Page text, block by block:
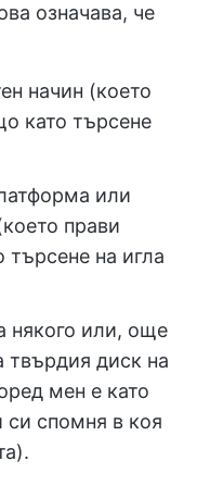
означава, че
начин (което
като търсене
или
прави
на игла
някого или, още
твърдия диск на
мен е като
си спомня в коя